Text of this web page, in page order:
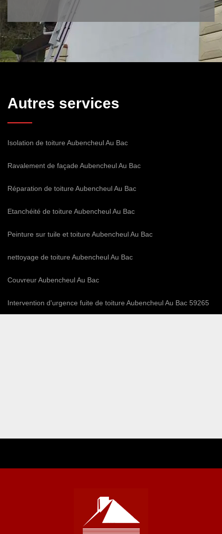
Autres services
Isolation de toiture Aubencheul Au Bac
Ravalement de façade Aubencheul Au Bac
Réparation de toiture Aubencheul Au Bac
Etanchéité de toiture Aubencheul Au Bac
Peinture sur tuile et toiture Aubencheul Au Bac
nettoyage de toiture Aubencheul Au Bac
Couvreur Aubencheul Au Bac
Intervention d'urgence fuite de toiture Aubencheul Au Bac 59265